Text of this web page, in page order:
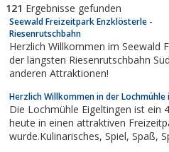
121 Ergebnisse gefunden
Seewald Freizeitpark Enzklösterle -
Riesenrutschbahn
Herzlich Willkommen im Seewald
der längsten Riesenrutschbahn
anderen Attraktionen!
Herzlich Willkommen in der Lochmühle
Die Lochmühle Eigeltingen ist ein
heute in einen attraktiven
wurde.Kulinarisches, Spiel, Spaß, Spannung und Action. Dies sagt